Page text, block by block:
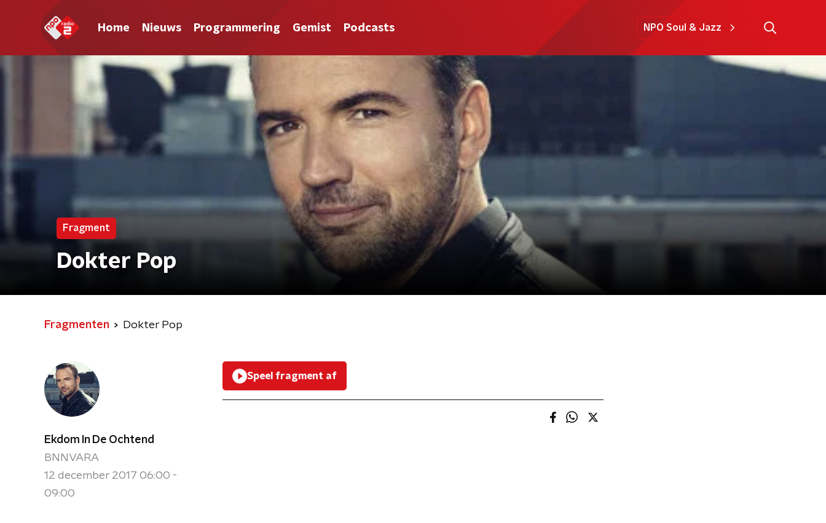
Home Nieuws Programmering Gemist Podcasts NPO Soul & Jazz
Fragment
Dokter Pop
Fragmenten Dokter Pop
Ekdom In De Ochtend
BNNVARA
12 december 2017 06:00 -
09:00
Speel fragment af